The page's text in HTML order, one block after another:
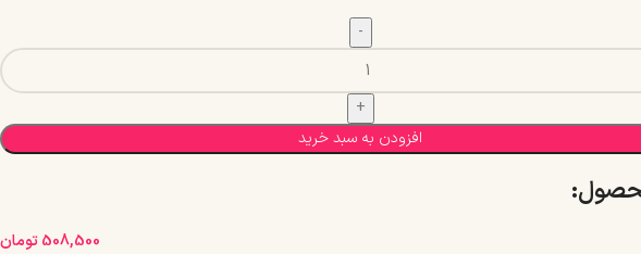
افزودن به سبد خرید
508,500تومان